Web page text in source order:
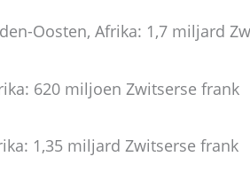
Oosten, Afrika: 1,7 miljard
620 miljoen Zwitserse frank
1,35 miljard Zwitserse frank